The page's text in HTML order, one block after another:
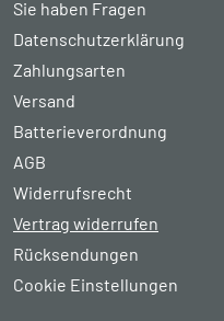
Sie haben Fragen
Datenschutzerklärung
Zahlungsarten
Versand
Batterieverordnung
AGB
Widerrufsrecht
Vertrag widerrufen
Rücksendungen
Cookie Einstellungen